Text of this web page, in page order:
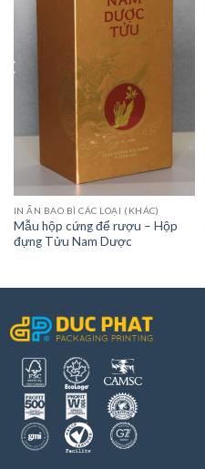
IN ẤN BAO BÌ CÁC LOẠI (KHÁC)
Mẫu hộp cứng để rượu – Hộp
đựng Tửu Nam Dược